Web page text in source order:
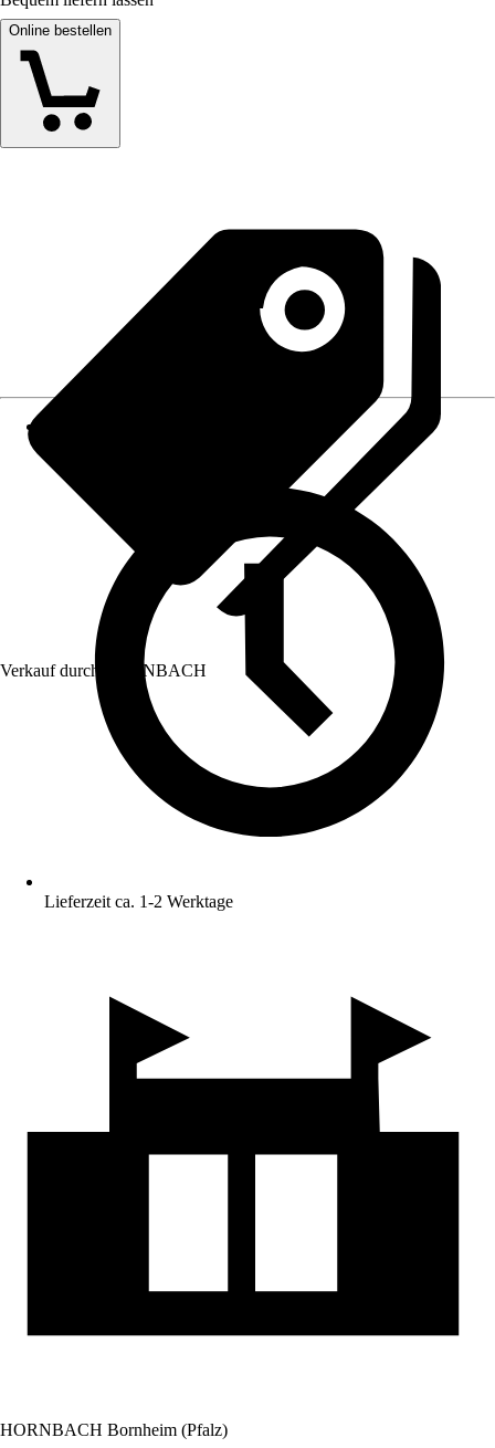
Online bestellen
Verkauf durch: HORNBACH
Lieferzeit ca. 1-2 Werktage
HORNBACH Bornheim (Pfalz)